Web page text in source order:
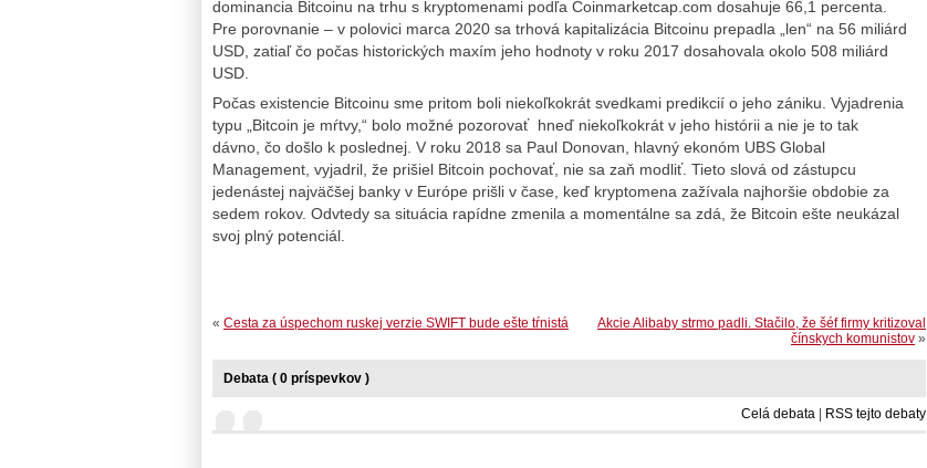
dominancia Bitcoinu na trhu s kryptomenami podľa Coinmarketcap.com dosahuje 66,1 percenta.
Pre porovnanie – v polovici marca 2020 sa trhová kapitalizácia Bitcoinu prepadla „len“ na 56 miliárd
USD, zatiaľ čo počas historických maxím jeho hodnoty v roku 2017 dosahovala okolo 508 miliárd
USD.
Počas existencie Bitcoinu sme pritom boli niekoľkokrát svedkami predikcií o jeho zániku. Vyjadrenia
typu „Bitcoin je mŕtvy,“ bolo možné pozorovať hneď niekoľkokrát v jeho histórii a nie je to tak
dávno, čo došlo k poslednej. V roku 2018 sa Paul Donovan, hlavný ekonóm UBS Global
Management, vyjadril, že prišiel Bitcoin pochovať, nie sa zaň modliť. Tieto slová od zástupcu
jedenástej najväčšej banky v Európe prišli v čase, keď kryptomena zažívala najhoršie obdobie za
sedem rokov. Odvtedy sa situácia rapídne zmenila a momentálne sa zdá, že Bitcoin ešte neukázal
svoj plný potenciál.
Akcie Alibaby strmo padli. Stačilo, že šéf firmy kritizoval
čínskych komunistov »
« Cesta za úspechom ruskej verzie SWIFT bude ešte tŕnistá
Debata ( 0 príspevkov )
Celá debata RSS tejto debaty